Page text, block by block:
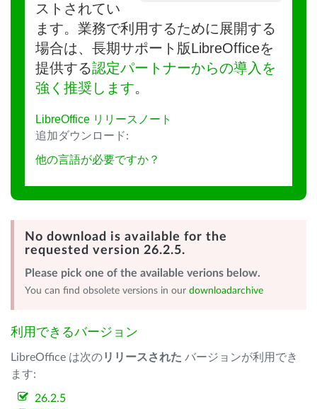
ストされてい
ます。業務で利用するために展開する
場合は、長期サポート版LibreOfficeを
提供する認定パートナーからの導入を
強く推奨します。
LibreOffice リリースノート
追加ダウンロード:
他の言語が必要ですか？
No download is available for the
requested version 26.2.5.
Please pick one of the available verions below.
You can find obsolete versions in our downloadarchive
利用できるバージョン
LibreOffice は次のリリースされた バージョンが利用でき
ます:
26.2.5